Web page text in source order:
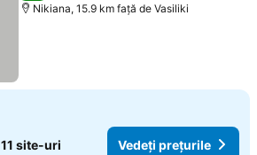
Nikiana, 15.9 km faţă de Vasiliki
11 site-uri Vedeți prețurile